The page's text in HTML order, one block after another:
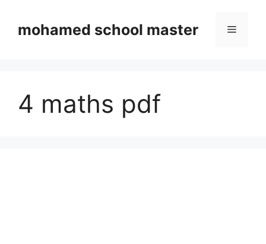
contentmohamed school master Menu
4 maths pdf